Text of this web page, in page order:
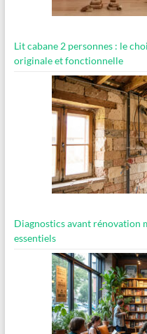
Lit cabane 2 personnes : le
originale et fonctionnelle
Diagnostics avant rénovation
essentiels